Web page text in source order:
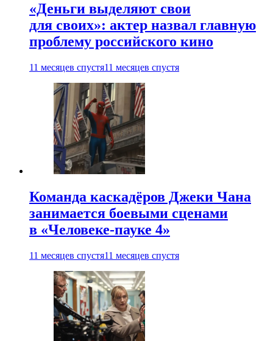
«Деньги выделяют свои
для своих»: актер назвал главную
проблему российского кино
11 месяцев спустя11 месяцев спустя
Команда каскадёров Джеки Чана
занимается боевыми сценами
в «Человеке-пауке 4»
11 месяцев спустя11 месяцев спустя